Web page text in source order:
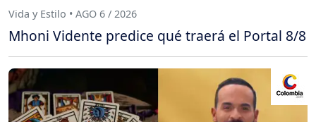
Vida y Estilo • AGO 6 / 2026
Mhoni Vidente predice qué traerá el Portal 8/8